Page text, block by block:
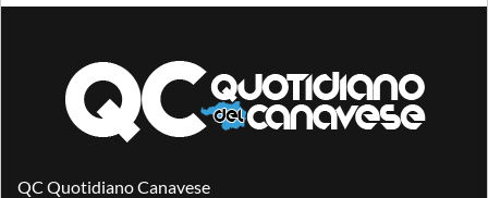
QC Quotidiano Canavese